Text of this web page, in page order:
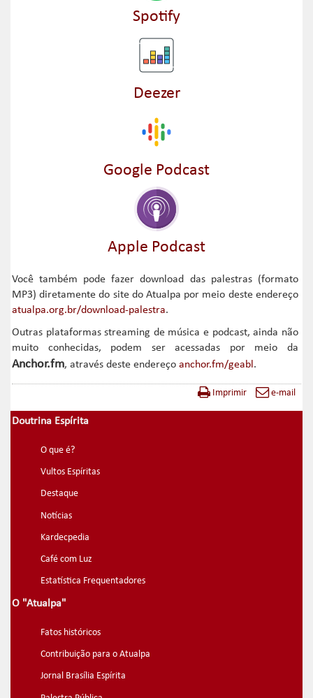
Spotify
Deezer
Google Podcast
Apple Podcast
Você também pode fazer download das palestras (formato
MP3) diretamente do site do Atualpa por meio deste endereço
atualpa.org.br/download-palestra.
Outras plataformas streaming de música e podcast, ainda não
muito conhecidas, podem ser acessadas por meio da
Anchor.fm, através deste endereçoanchor.fm/geabl.
Imprimir e-mail
Doutrina Espírita
O que é?
Vultos Espíritas
Destaque
Notícias
Kardecpedia
Café com Luz
Estatística Frequentadores
O "Atualpa"
Fatos históricos
Contribuição para o Atualpa
Jornal Brasília Espírita